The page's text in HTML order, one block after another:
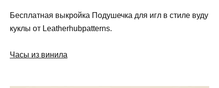
Бесплатная выкройка Подушечка для игл в стиле вуду
куклы от Leatherhubpatterns.
Часы из винила